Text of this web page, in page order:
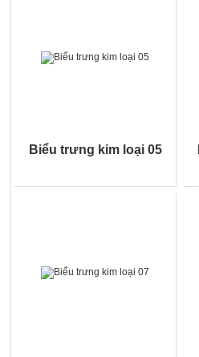
Biểu trưng kim loại 05